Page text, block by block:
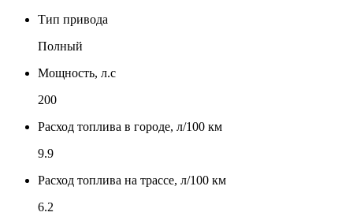
Тип привода
Полный
Мощность, л.с
200
Расход топлива в городе, л/100 км
9.9
Расход топлива на трассе, л/100 км
6.2